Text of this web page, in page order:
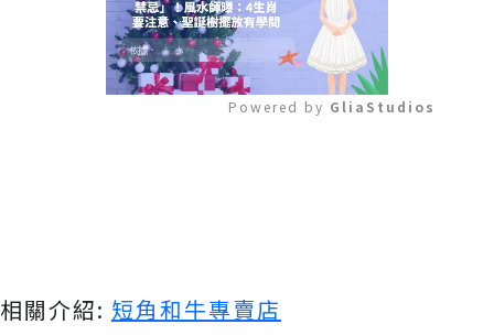
Powered by GliaStudios
相關介紹: 短角和牛專賣店